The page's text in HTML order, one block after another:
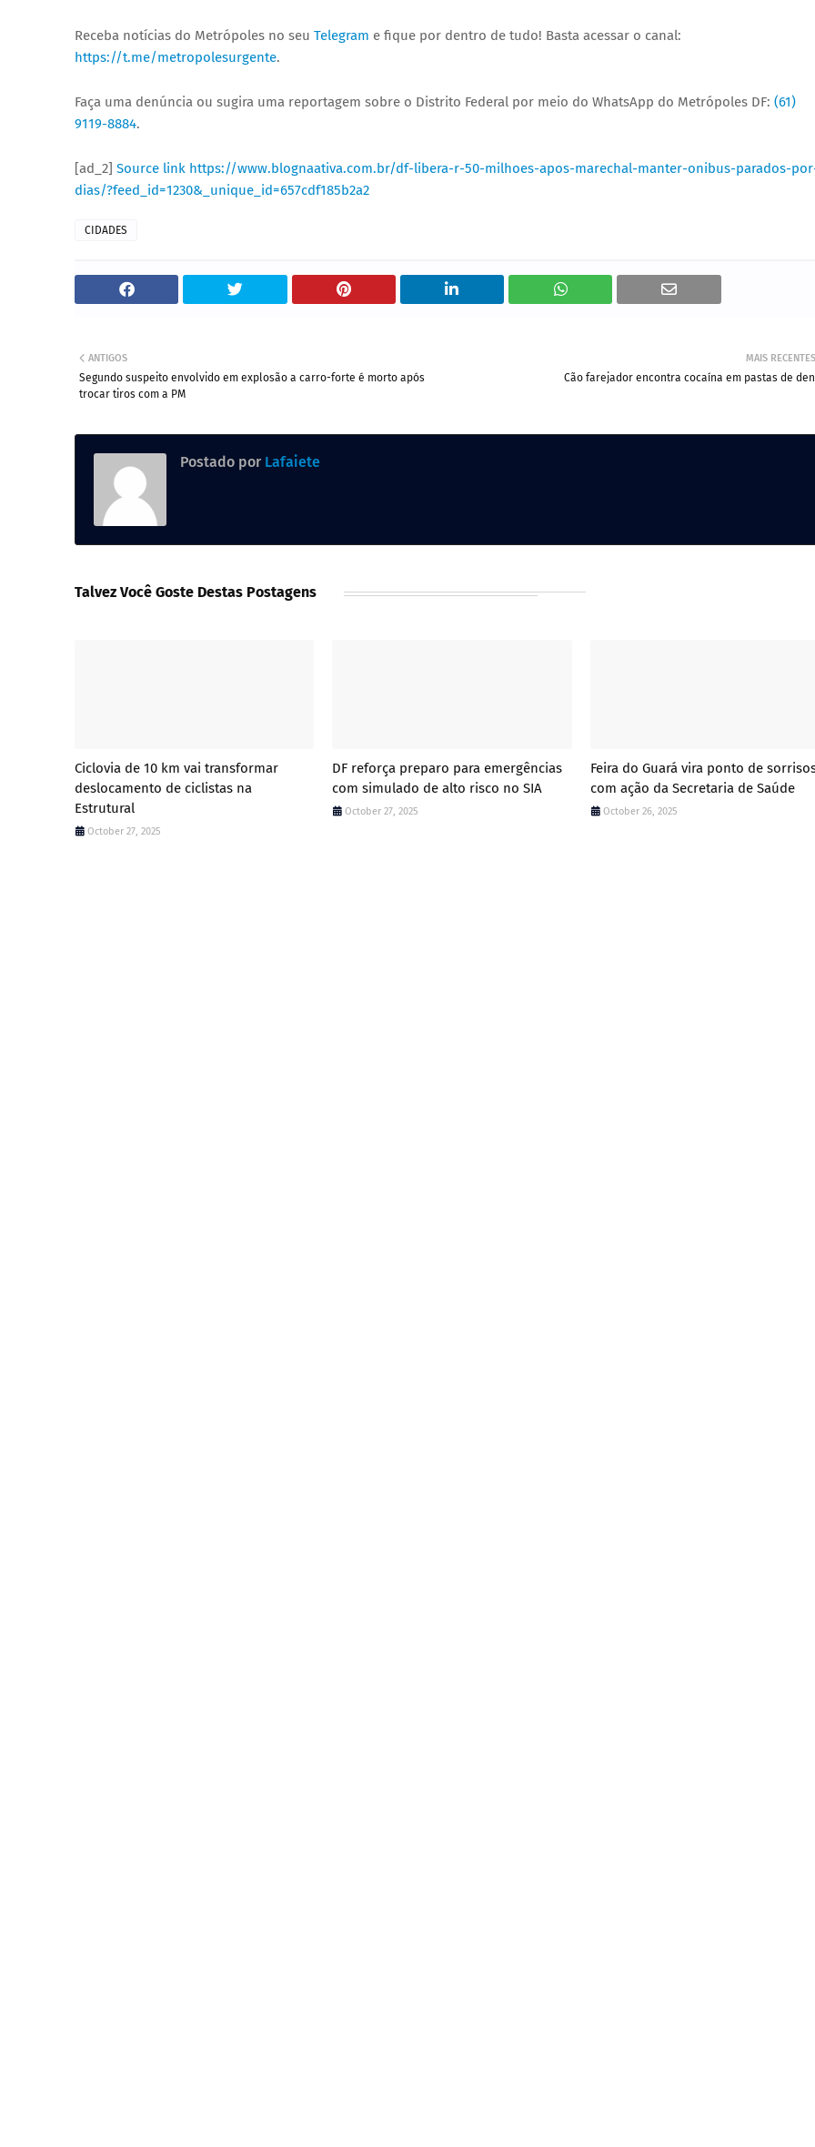
Receba notícias do Metrópoles no seu Telegram e fique por dentro de tudo! Basta acessar o canal:
https://t.me/metropolesurgente.
Faça uma denúncia ou sugira uma reportagem sobre o Distrito Federal por meio do WhatsApp do Metrópoles DF: (61)
9119-8884.
[ad_2] Source link https://www.blognaativa.com.br/df-libera-r-50-milhoes-apos-marechal-manter-onibus-parados-
dias/?feed_id=1230&_unique_id=657cdf185b2a2
CIDADES
MAIS RECENTES
Cão farejador encontra cocaína em pastas de
ANTIGOS
Segundo suspeito envolvido em explosão a carro-forte é morto após
trocar tiros com a PM
Postado por Lafaiete
Talvez Você Goste Destas Postagens
Ciclovia de 10 km vai transformar
deslocamento de ciclistas na
Estrutural
October 27, 2025
DF reforça preparo para emergências
com simulado de alto risco no SIA
October 27, 2025
Feira do Guará vira ponto de
com ação da Secretaria de Saúde
October 26, 2025